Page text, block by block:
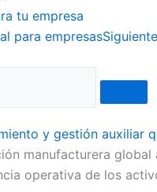
tu empresa
para empresasSiguiente
y gestión auxiliar
manufacturera
operativa de los